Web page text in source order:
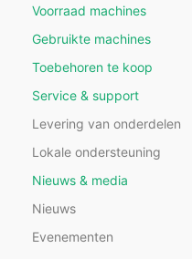
Voorraad machines
Gebruikte machines
Toebehoren te koop
Service & support
Levering van onderdelen
Lokale ondersteuning
Nieuws & media
Nieuws
Evenementen